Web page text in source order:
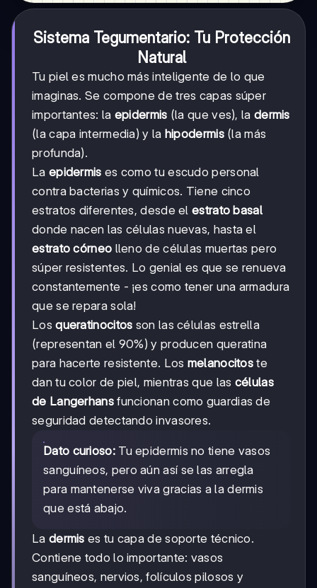
Sistema Tegumentario: Tu Protección
Natural
Tu piel es mucho más inteligente de lo que
imaginas. Se compone de tres capas súper
importantes: la epidermis (la que ves), la dermis
(la capa intermedia) y la hipodermis(la más
profunda).
La epidermis es como tu escudo personal
contra bacterias y químicos. Tiene cinco
estratos diferentes, desde elestrato basal
donde nacen las células nuevas, hasta el
estrato córneo lleno de células muertas pero
súper resistentes. Lo genial es que se renueva
constantemente - ¡es como tener una armadura
que se repara sola!
Losqueratinocitos son las células estrella
(representan el 90%) y producen queratina
para hacerte resistente. Los melanocitos te
dan tu color de piel, mientras que las células
de Langerhansfuncionan como guardias de
seguridad detectando invasores.
Dato curioso:Tu epidermis no tiene vasos
sanguíneos, pero aún así se las arregla
para mantenerse viva gracias a la dermis
que está abajo.
La dermis es tu capa de soporte técnico.
Contiene todo lo importante: vasos
sanguíneos, nervios, folículos pilosos y